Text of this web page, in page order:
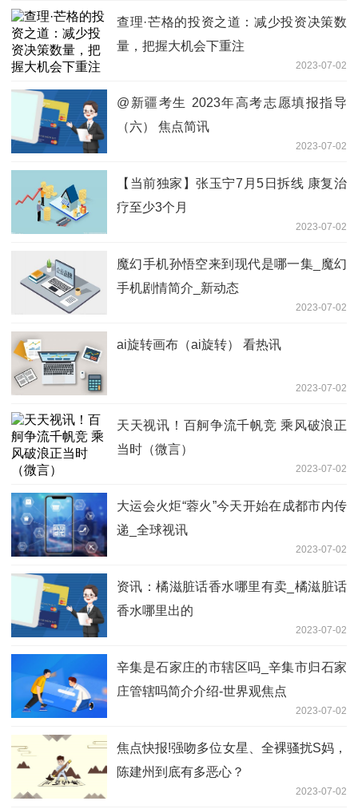
查理·芒格的投资之道：减少投资决策数
量，把握大机会下重注
2023-07-02
@新疆考生 2023年高考志愿填报指导
（六） 焦点简讯
2023-07-02
【当前独家】张玉宁7月5日拆线 康复治
疗至少3个月
2023-07-02
魔幻手机孙悟空来到现代是哪一集_魔幻
手机剧情简介_新动态
2023-07-02
ai旋转画布（ai旋转） 看热讯
2023-07-02
天天视讯！百舸争流千帆竞 乘风破浪正
当时（微言）
2023-07-02
大运会火炬“蓉火”今天开始在成都市内传
递_全球视讯
2023-07-02
资讯：橘滋脏话香水哪里有卖_橘滋脏话
香水哪里出的
2023-07-02
辛集是石家庄的市辖区吗_辛集市归石家
庄管辖吗简介介绍-世界观焦点
2023-07-02
焦点快报!强吻多位女星、全裸骚扰S妈，
陈建州到底有多恶心？
2023-07-02